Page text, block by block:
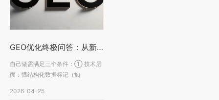
GEO优化终极问答：从新手入门到避坑指南全解析
自己做需满足三个条件：① 技术层
面：懂结构化数据标记（如
2026-04-25